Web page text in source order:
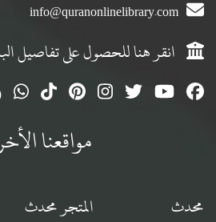
info@quranonlinelibrary.com
انقر هنا للحصول على تفاصيل
مواقعنا
محدث المتجر محدث